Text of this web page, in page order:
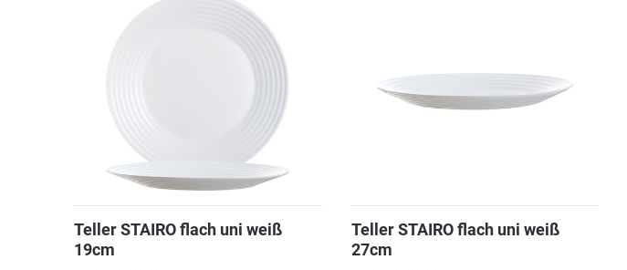
Teller STAIRO flach uni weiß
19cm
Teller STAIRO flach uni weiß
27cm